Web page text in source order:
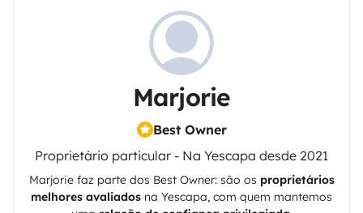
Marjorie
Best Owner
Proprietário particular - Na Yescapa desde 2021
Marjoriefaz parte dos Best Owner: são os proprietários
melhores avaliados na Yescapa, com quem mantemos